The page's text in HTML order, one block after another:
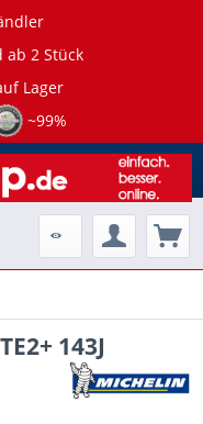
ab 2 Stück
Lager
~99%
143J